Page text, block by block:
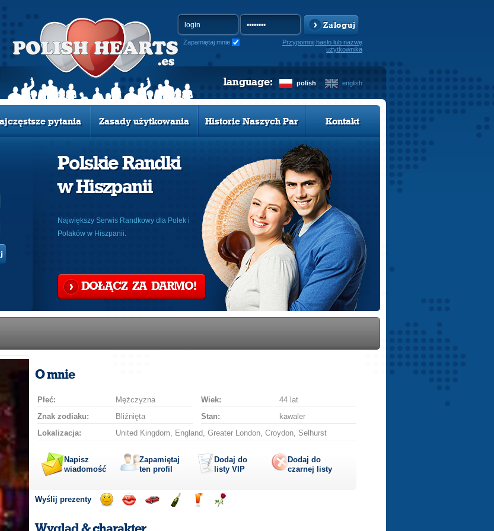
Zaloguj
Zapamiętaj mnie
Przypomnij hasło lub nazwę
użytkownika
polish english
language:
pytania Zasady użytkowania Historie Naszych Par Kontakt
Polskie Randki
w Hiszpanii
Największy Serwis Randkowy dla Polek i
Polaków w Hiszpanii.
DOŁĄCZ ZA DARMO!
O mnie
Płeć: Mężczyzna Wiek:
44 lat
Znak zodiaku:
Bliźnięta Stan:
kawaler
Lokalizacja:
United Kingdom, England, Greater London, Croydon, Selhurst
Napisz
wiadomość
Zapamiętaj
ten profil
Dodaj do
listy VIP
Dodaj do
czarnej listy
Wyślij prezenty
uśmiechbuziaka